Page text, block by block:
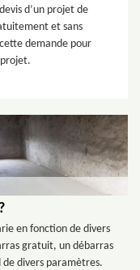
d’un projet de
et sans
demande pour
en fonction de divers
gratuit, un débarras
de divers paramètres.